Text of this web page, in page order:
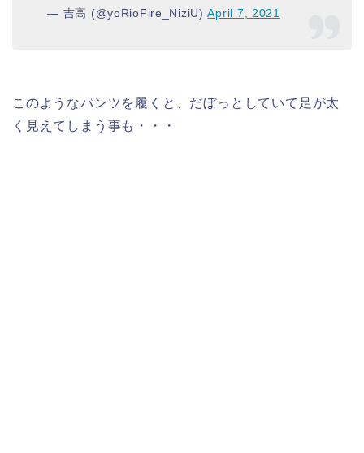
— 吉高 (@yoRioFire_NiziU)April 7, 2021
このようなパンツを履くと、だぼっとしていて足が太
く見えてしまう事も・・・